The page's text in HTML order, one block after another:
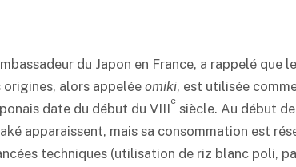
du Japon en France, a rappelé que le
origines, alors appelée omiki, est utilisée
date du début du VIII
e
siècle. Au début
apparaissent, mais sa consommation est
techniques (utilisation de riz blanc poli,